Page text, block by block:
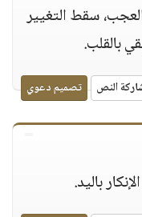
سقط التغيير
بالقلب.
النص تصميم دعوي
باليد.